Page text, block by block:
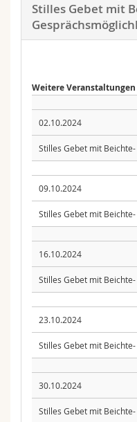
Stilles Gebet mit
Weitere
02.10.2024
Stilles Gebet mit
09.10.2024
Stilles Gebet mit
16.10.2024
Stilles Gebet mit
23.10.2024
Stilles Gebet mit
30.10.2024
Stilles Gebet mit